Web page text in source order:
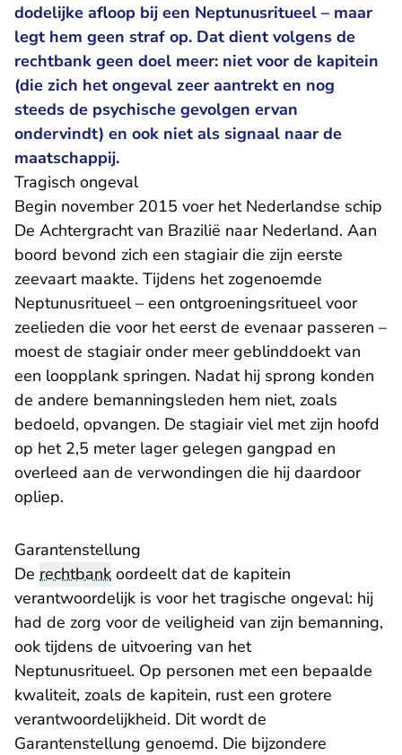
dodelijke afloop bij een Neptunusritueel – maar
legt hem geen straf op. Dat dient volgens de
rechtbank geen doel meer: niet voor de kapitein
(die zich het ongeval zeer aantrekt en nog
steeds de psychische gevolgen ervan
ondervindt) en ook niet als signaal naar de
maatschappij.
Tragisch ongeval
Begin november 2015 voer het Nederlandse schip
De Achtergracht van Brazilië naar Nederland. Aan
boord bevond zich een stagiair die zijn eerste
zeevaart maakte. Tijdens het zogenoemde
Neptunusritueel – een ontgroeningsritueel voor
zeelieden die voor het eerst de evenaar passeren –
moest de stagiair onder meer geblinddoekt van
een loopplank springen. Nadat hij sprong konden
de andere bemanningsleden hem niet, zoals
bedoeld, opvangen. De stagiair viel met zijn hoofd
op het 2,5 meter lager gelegen gangpad en
overleed aan de verwondingen die hij daardoor
opliep.
Garantenstellung
De rechtbank oordeelt dat de kapitein
verantwoordelijk is voor het tragische ongeval: hij
had de zorg voor de veiligheid van zijn bemanning,
ook tijdens de uitvoering van het
Neptunusritueel. Op personen met een bepaalde
kwaliteit, zoals de kapitein, rust een grotere
verantwoordelijkheid. Dit wordt de
Garantenstellung genoemd. Die bijzondere